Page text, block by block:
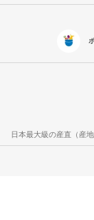
日本最大級の産直（産